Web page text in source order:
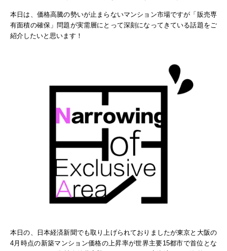
本日は、価格高騰の勢いが止まらないマンション市場ですが「販売専
有面積の確保」問題が実需層にとって深刻になってきている話題をご
紹介したいと思います！
本日の、日本経済新聞でも取り上げられておりましたが東京と大阪の
4月時点の新築マンション価格の上昇率が世界主要15都市で首位とな